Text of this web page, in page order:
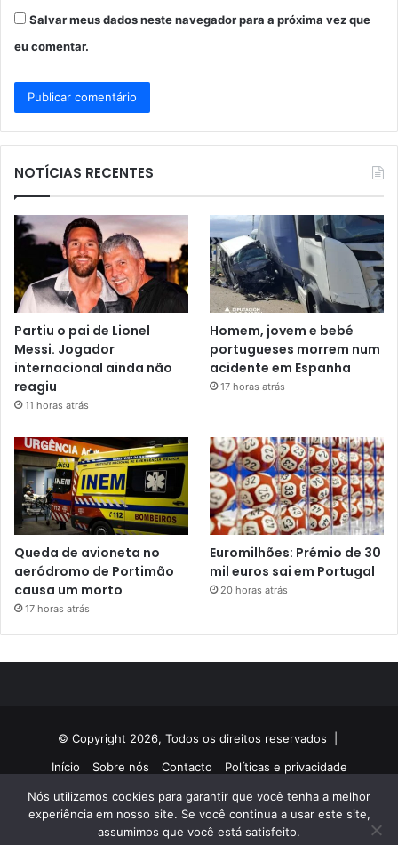
Salvar meus dados neste navegador para a próxima vez que
eu comentar.
NOTÍCIAS RECENTES
Partiu o pai de Lionel
Messi. Jogador
internacional ainda não
reagiu
11 horas atrás
Homem, jovem e bebé
portugueses morrem num
acidente em Espanha
17 horas atrás
Queda de avioneta no
aeródromo de Portimão
causa um morto
17 horas atrás
Euromilhões: Prémio de 30
mil euros sai em Portugal
20 horas atrás
© Copyright 2026, Todos os direitos reservados |
Início
Sobre nós Contacto Políticas e privacidade
Facebook
TwitterYouTubeInstagram
Nós utilizamos cookies para garantir que você tenha a melhor
experiência em nosso site. Se você continua a usar este site,
assumimos que você está satisfeito.